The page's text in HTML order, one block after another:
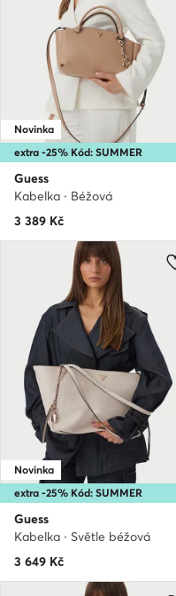
extra -25% Kód: SUMMER
Novinka
Guess
Kabelka · Béžová
3 389 Kč
extra -25% Kód: SUMMER
Novinka
Guess
Kabelka · Světle béžová
3 649 Kč